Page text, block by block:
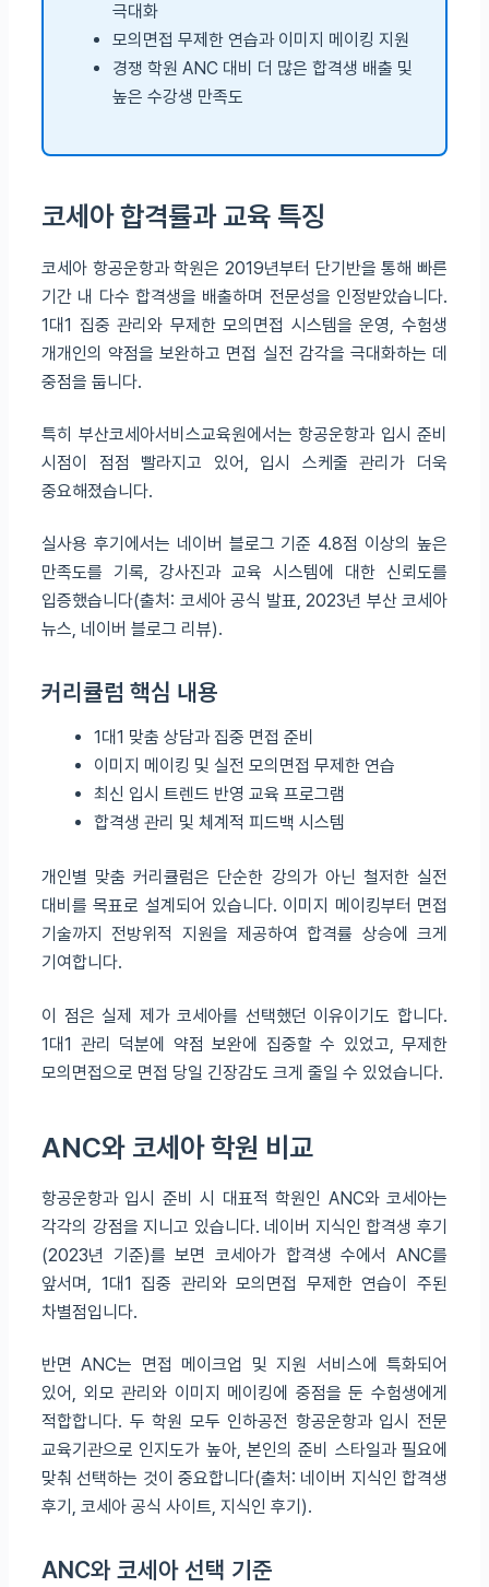
극대화
모의면접 무제한 연습과 이미지 메이킹 지원
경쟁 학원 ANC 대비 더 많은 합격생 배출 및
높은 수강생 만족도
코세아 합격률과 교육 특징
코세아 항공운항과 학원은 2019년부터 단기반을 통해 빠른
기간 내 다수 합격생을 배출하며 전문성을 인정받았습니다.
1대1 집중 관리와 무제한 모의면접 시스템을 운영, 수험생
개개인의 약점을 보완하고 면접 실전 감각을 극대화하는 데
중점을 둡니다.
특히 부산코세아서비스교육원에서는 항공운항과 입시 준비
시점이 점점 빨라지고 있어, 입시 스케줄 관리가 더욱
중요해졌습니다.
실사용 후기에서는 네이버 블로그 기준 4.8점 이상의 높은
만족도를 기록, 강사진과 교육 시스템에 대한 신뢰도를
입증했습니다(출처: 코세아 공식 발표, 2023년 부산 코세아
뉴스, 네이버 블로그 리뷰).
커리큘럼 핵심 내용
1대1 맞춤 상담과 집중 면접 준비
이미지 메이킹 및 실전 모의면접 무제한 연습
최신 입시 트렌드 반영 교육 프로그램
합격생 관리 및 체계적 피드백 시스템
개인별 맞춤 커리큘럼은 단순한 강의가 아닌 철저한 실전
대비를 목표로 설계되어 있습니다. 이미지 메이킹부터 면접
기술까지 전방위적 지원을 제공하여 합격률 상승에 크게
기여합니다.
이 점은 실제 제가 코세아를 선택했던 이유이기도 합니다.
1대1 관리 덕분에 약점 보완에 집중할 수 있었고, 무제한
모의면접으로 면접 당일 긴장감도 크게 줄일 수 있었습니다.
ANC와 코세아 학원 비교
항공운항과 입시 준비 시 대표적 학원인 ANC와 코세아는
각각의 강점을 지니고 있습니다. 네이버 지식인 합격생 후기
(2023년 기준)를 보면 코세아가 합격생 수에서 ANC를
앞서며, 1대1 집중 관리와 모의면접 무제한 연습이 주된
차별점입니다.
반면 ANC는 면접 메이크업 및 지원 서비스에 특화되어
있어, 외모 관리와 이미지 메이킹에 중점을 둔 수험생에게
적합합니다. 두 학원 모두 인하공전 항공운항과 입시 전문
교육기관으로 인지도가 높아, 본인의 준비 스타일과 필요에
맞춰 선택하는 것이 중요합니다(출처: 네이버 지식인 합격생
후기, 코세아 공식 사이트, 지식인 후기).
ANC와 코세아 선택 기준